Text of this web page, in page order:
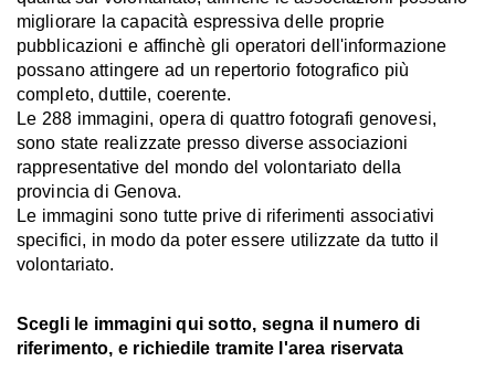
migliorare la capacità espressiva delle proprie
pubblicazioni e affinchè gli operatori dell'informazione
possano attingere ad un repertorio fotografico più
completo, duttile, coerente.
Le 288 immagini, opera di quattro fotografi genovesi,
sono state realizzate presso diverse associazioni
rappresentative del mondo del volontariato della
provincia di Genova.
Le immagini sono tutte prive di riferimenti associativi
specifici, in modo da poter essere utilizzate da tutto il
volontariato.
Scegli le immagini qui sotto, segna il numero di
riferimento, e richiedile tramite l'area riservata